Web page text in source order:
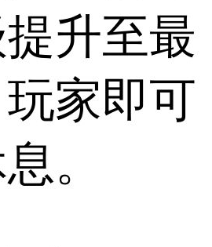
升至最
家即可
。